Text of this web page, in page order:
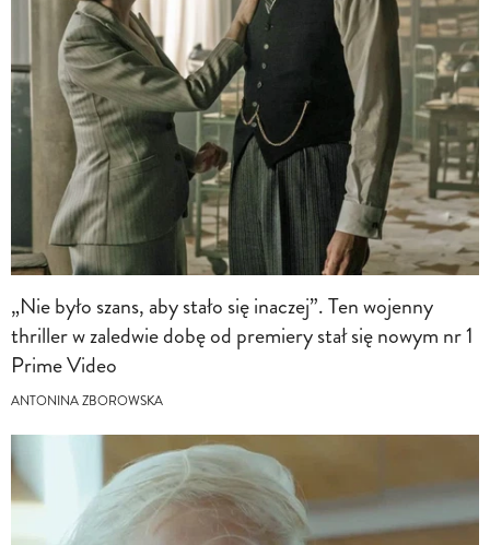
„Nie było szans, aby stało się inaczej”. Ten wojenny
thriller w zaledwie dobę od premiery stał się nowym nr 1
Prime Video
ANTONINA ZBOROWSKA